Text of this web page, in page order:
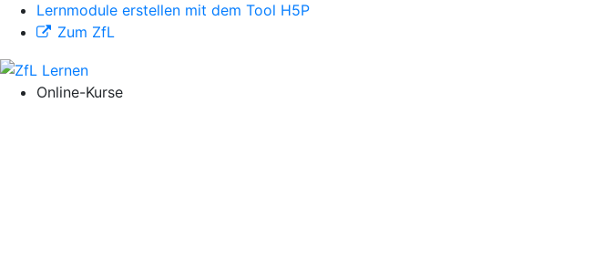
Lernmodule erstellen mit dem Tool H5P
Zum ZfL
Online-Kurse